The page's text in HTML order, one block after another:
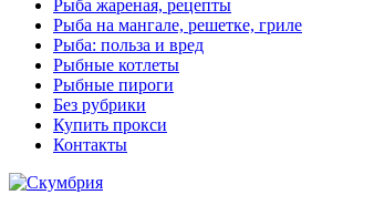
Рыба жареная, рецепты
Рыба на мангале, решетке, гриле
Рыба: польза и вред
Рыбные котлеты
Рыбные пироги
Без рубрики
Купить прокси
Контакты